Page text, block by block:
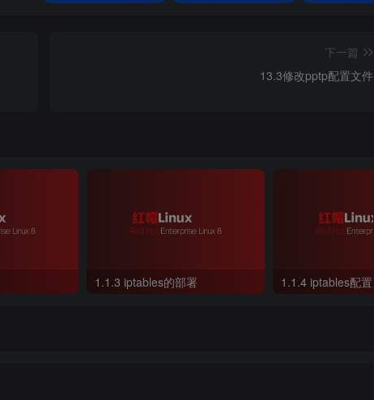
下一篇
13.3修改pptp配置文件
1.1.3 iptables的部署 1.1.4 iptables配置